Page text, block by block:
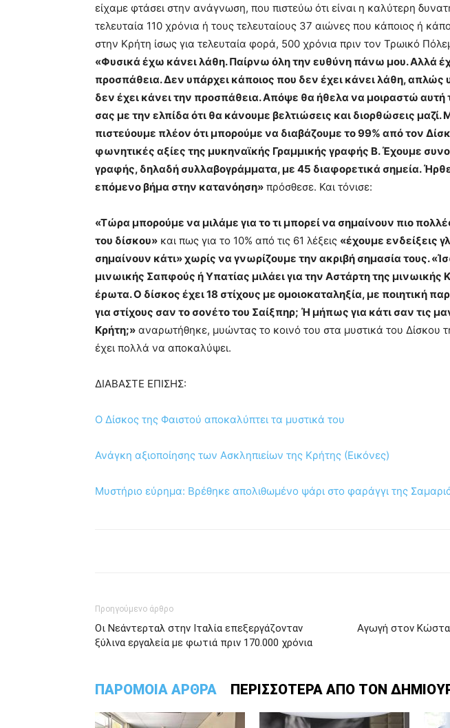
είχαμε φτάσει στην ανάγνωση, που πιστεύω ότι είναι η καλύτερη
τελευταία 110 χρόνια ή τους τελευταίους 37 αιώνες που κάποιος ή
στην Κρήτη ίσως για τελευταία φορά, 500 χρόνια πριν τον Τρωικό
«Φυσικά έχω κάνει λάθη. Παίρνω όλη την ευθύνη πάνω μου. Αλλά
προσπάθεια. Δεν υπάρχει κάποιος που δεν έχει κάνει λάθη, απλώς
δεν έχει κάνει την προσπάθεια. Απόψε θα ήθελα να μοιραστώ αυτή
σας με την ελπίδα ότι θα κάνουμε βελτιώσεις και διορθώσεις
πιστεύουμε πλέον ότι μπορούμε να διαβάζουμε το 99% από τον
φωνητικές αξίες της μυκηναϊκής Γραμμικής γραφής Β. Έχουμε
γραφής, δηλαδή συλλαβογράμματα, με 45 διαφορετικά σημεία.
επόμενο βήμα στην κατανόηση» πρόσθεσε. Και τόνισε:
«Τώρα μπορούμε να μιλάμε για το τι μπορεί να σημαίνουν πιο
του δίσκου» και πως για το 10% από τις 61 λέξεις «έχουμε ενδείξεις
σημαίνουν κάτι» χωρίς να γνωρίζουμε την ακριβή σημασία τους.
μινωικής Σαπφούς ή Υπατίας μιλάει για την Αστάρτη της μινωικής
έρωτα. Ο δίσκος έχει 18 στίχους με ομοιοκαταληξία, με ποιητική
για στίχους σαν το σονέτο του Σαίξπηρ; Ή μήπως για κάτι σαν τις
Κρήτη;» αναρωτήθηκε, μυώντας το κοινό του στα μυστικά του Δίσκου
έχει πολλά να αποκαλύψει.
ΔΙΑΒΑΣΤΕ ΕΠΙΣΗΣ:
Ο Δίσκος της Φαιστού αποκαλύπτει τα μυστικά του
Ανάγκη αξιοποίησης των Ασκληπιείων της Κρήτης (Εικόνες)
Μυστήριο εύρημα: Βρέθηκε απολιθωμένο ψάρι στο φαράγγι της
Προηγούμενο άρθρο
Οι Νεάντερταλ στην Ιταλία επεξεργάζονταν
ξύλινα εργαλεία με φωτιά πριν 170.000 χρόνια
Αγωγή στον
ΠΑΡΟΜΟΙΑ ΑΡΘΡΑ ΠΕΡΙΣΣΟΤΕΡΑ ΑΠΟ ΤΟΝ